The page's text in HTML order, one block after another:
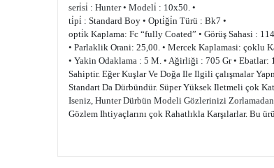
seri̇si̇ : Hunter • Modeli̇ : 10x50. •
ti̇pi̇ : Standard Boy • Opti̇ği̇n Türü : Bk7 •
opti̇k Kaplama: Fc “fully Coated” • Görüş Sahasi :
• Parlaklik Orani: 25,00. • Mercek Kaplamasi: çoklu
• Yakin Odaklama : 5 M. • Ağirliği : 705 Gr •
Sahiptir. Eğer Kuşlar Ve Doğa Ile Ilgili çalışmalar
Standart Da Dürbündür. Süper Yüksek Iletmeli çok
Iseniz, Hunter Dürbün Modeli Gözlerinizi Zorlamadan
Gözlem Ihtiyaçlarını çok Rahatlıkla Karşılarlar. Bu